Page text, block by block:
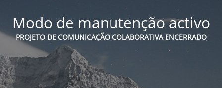
Modo de manutenção activo
PROJETO DE COMUNICAÇÃO COLABORATIVA ENCERRADO